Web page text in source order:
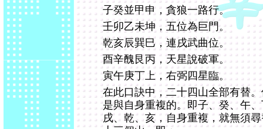
子癸並甲申，貪狼一路行。
壬卯乙未坤，五位為巨門。
乾亥辰巽巳，連戌武曲位。
酉辛醜艮丙，天星說破軍。
寅午庚丁上，右弼四星臨。
在此口訣中，二十四山全部有替
是與自身重複的。即子、癸、午
戌、乾、亥，自身重複，就無須